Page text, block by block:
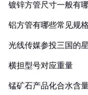
镀锌方管尺寸一般有
铝方管有哪些常见规格
光线传媒参投三国的
横担型号对应重量
锰矿石产品化合水含